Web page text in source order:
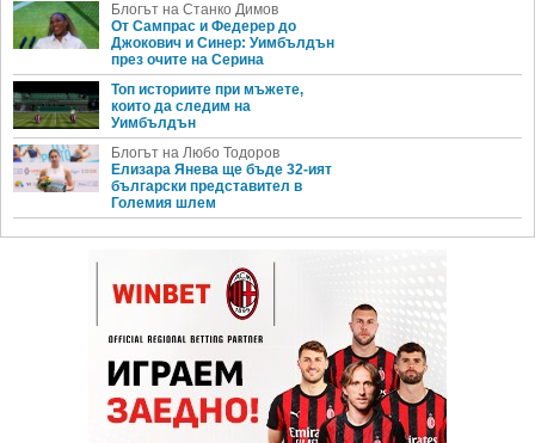
Блогът на Станко Димов
От Сампрас и Федерер до
Джокович и Синер: Уимбълдън
през очите на Серина
Топ историите при мъжете,
които да следим на
Уимбълдън
Блогът на Любо Тодоров
Елизара Янева ще бъде 32-ият
български представител в
Големия шлем